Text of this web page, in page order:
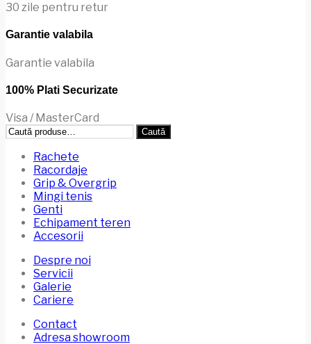
30 zile pentru retur
Garantie valabila
Garantie valabila
100% Plati Securizate
Visa / MasterCard
Caută
după:
Caută
Rachete
Racordaje
Grip & Overgrip
Mingi tenis
Genti
Echipament teren
Accesorii
Despre noi
Servicii
Galerie
Cariere
Contact
Adresa showroom